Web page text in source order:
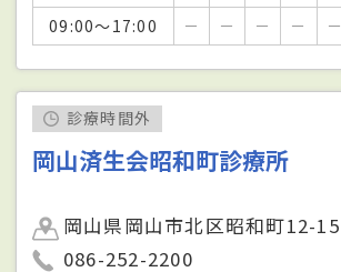
09:00～17:00
－ － － － －
診療時間外
岡山済生会昭和町診療所
岡山県岡山市北区昭和町12-15
086-252-2200